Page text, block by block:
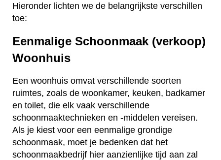
Hieronder lichten we de belangrijkste verschillen
toe:
Eenmalige Schoonmaak (verkoop)
Woonhuis
Een woonhuis omvat verschillende soorten
ruimtes, zoals de woonkamer, keuken, badkamer
en toilet, die elk vaak verschillende
schoonmaaktechnieken en -middelen vereisen.
Als je kiest voor een eenmalige grondige
schoonmaak, moet je bedenken dat het
schoonmaakbedrijf hier aanzienlijke tijd aan zal